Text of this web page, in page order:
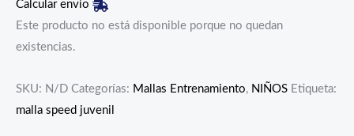
Calcular envío
Este producto no está disponible porque no quedan
existencias.
SKU: N/D Categorías: Mallas Entrenamiento, NIÑOS Etiqueta:
malla speed juvenil